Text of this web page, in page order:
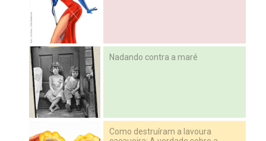
Nadando contra a maré
Como destruíram a lavoura